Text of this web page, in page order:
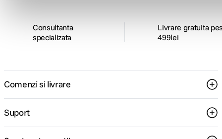
Consultanta
specializata
Livrare gratuita
499lei
Comenzi si livrare
Suport